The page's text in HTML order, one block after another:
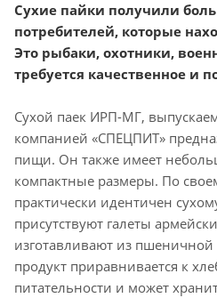
Сухие пайки получили
потребителей, которые
Это рыбаки, охотники,
требуется качественное и
Сухой паек ИРП-МГ,
компанией «СПЕЦПИТ»
пищи. Он также имеет
компактные размеры. По
практически идентичен
присутствуют галеты
изготавливают из
продукт приравнивается к
питательности и может